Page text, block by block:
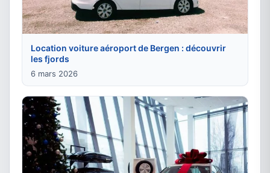
Location voiture aéroport de Bergen : découvrir
les fjords
6 mars 2026